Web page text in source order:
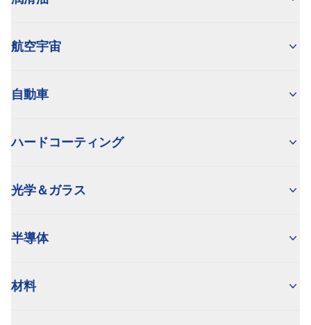
航空宇宙
自動車
ハードコーティング
光学＆ガラス
半導体
材料